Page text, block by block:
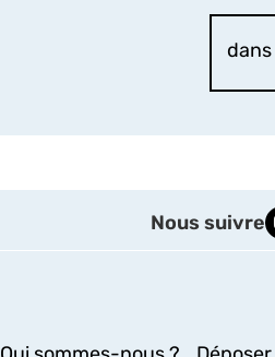
Nous suivre